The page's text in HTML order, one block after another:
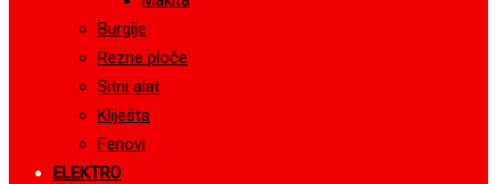
Burgije
Rezne ploče
Sitni alat
Kliješta
Fenovi
ELEKTRO